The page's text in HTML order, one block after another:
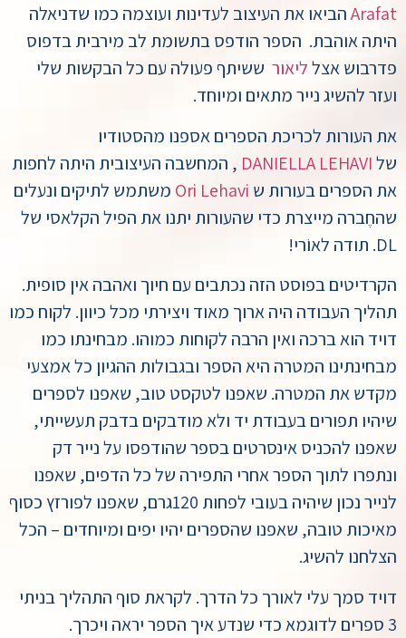
Arafatהביאו את העיצוב לעדינות ועוצמה כמו שדניאלה
היתה אוהבת. הספר הודפס בתשומת לב מירבית בדפוס
פדרבוש אצלליאור ששיתף פעולה עם כל הבקשות שלי
ועזר להשיג נייר מתאים ומיוחד.
את העורות לכריכת הספרים אספנו מהסטודיו
שלDANIELLA LEHAVI , המחשבה העיצובית היתה לחפות
את הספרים בעורות ש Ori Lehavi משתמש לתיקים ונעלים
שהחֶברה מייצרת כדי שהעורות יתנו את הפיל הקלאסי של
DL. תודה לאוֹרי!
הקרדיטים בפוסט הזה נכתבים עם חיוך ואהבה אין סופית.
תהליך העבודה היה ארוך מאוד ויצירתי מכל כיוון. לקוח כמו
דויד הוא ברכה ואין הרבה לקוחות כמוהו. מבחינתו כמו
מבחינתינו המטרה היא הספר ובגבולות ההגיון כל אמצעי
מקדש את המטרה. שאפנו לטקסט טוב, שאפנו לספרים
שיהיו תפורים בעבודת יד ולא מודבקים בדבק תעשייתי,
שאפנו להכניס אינסרטים בספר שהודפסו על נייר דק
ונתפרו לתוך הספר אחרי התפירה של כל הדפים, שאפנו
לנייר נכון שיהיה בעובי לפחות 120גרם, שאפנו לפורזץ כסוף
מאיכות טובה, שאפנו שהספרים יהיו יפים ומיוחדים – הכל
הצלחנו להשיג.
דויד סמך עלי לאורך כל הדרך. לקראת סוף התהליך בניתי
3 ספרים לדוגמא כדי שנדע איך הספר יראה ויכרך.